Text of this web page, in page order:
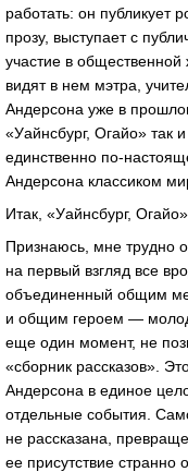
работать: он публикует
прозу, выступает с
участие в
видят в нем мэтра,
Андерсона уже в
«Уайнсбург, Огайо» так
единственно по-
Андерсона классиком
Итак, «Уайнсбург,
Признаюсь, мне трудно
на первый взгляд все
объединенный общим
и общим героем —
еще один момент, не
«сборник рассказов».
Андерсона в единое
отдельные события.
не рассказана,
ее присутствие